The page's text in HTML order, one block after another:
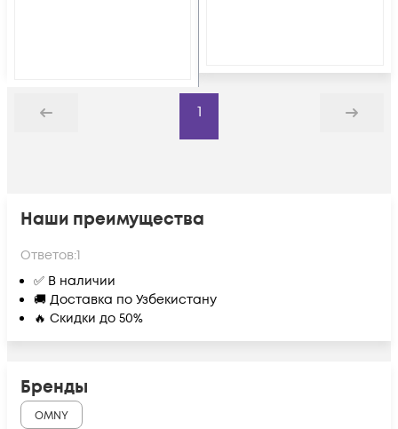
Назад
1
Дальше
Наши преимущества
Ответов:1
✅ В наличии
🚚 Доставка по Узбекистану
🔥 Скидки до 50%
Бренды
OMNY